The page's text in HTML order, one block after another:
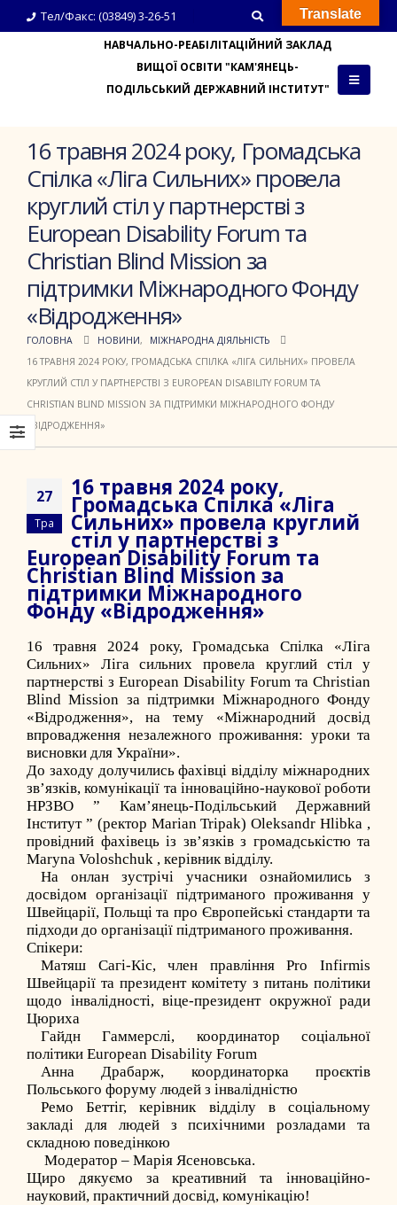
Тел/Факс: (03849) 3-26-51
НАВЧАЛЬНО-РЕАБІЛІТАЦІЙНИЙ ЗАКЛАД
ВИЩОЇ ОСВІТИ "КАМ'ЯНЕЦЬ-
ПОДІЛЬСЬКИЙ ДЕРЖАВНИЙ ІНСТИТУТ"
16 травня 2024 року, Громадська
Спілка «Ліга Сильних» провела
круглий стіл у партнерстві з
European Disability Forum та
Christian Blind Mission за
підтримки Міжнародного Фонду
«Відродження»
ГОЛОВНА НОВИНИ,
МІЖНАРОДНА ДІЯЛЬНІСТЬ
16 ТРАВНЯ 2024 РОКУ, ГРОМАДСЬКА СПІЛКА «ЛІГА СИЛЬНИХ» ПРОВЕЛА
КРУГЛИЙ СТІЛ У ПАРТНЕРСТВІ З EUROPEAN DISABILITY FORUM ТА
CHRISTIAN BLIND MISSION ЗА ПІДТРИМКИ МІЖНАРОДНОГО ФОНДУ
«ВІДРОДЖЕННЯ»
27
Тра
16 травня 2024 року,
Громадська Спілка «Ліга
Сильних» провела круглий
стіл у партнерстві з
European Disability Forum та
Christian Blind Mission за
підтримки Міжнародного
Фонду «Відродження»
16 травня 2024 року, Громадська Спілка «Ліга
Сильних» Ліга сильних провела круглий стіл у
партнерстві з European Disability Forum та Christian
Blind Mission за підтримки Міжнародного Фонду
«Відродження», на тему «Міжнародний досвід
впровадження незалежного проживання: уроки та
висновки для України».
До заходу долучились фахівці відділу міжнародних
зв’язків, комунікації та інноваційно-наукової роботи
НРЗВО ” Кам’янець-Подільський Державний
Інститут” (ректор Marian Tripak) Oleksandr Hlibka ,
провідний фахівець із зв’язків з громадськістю та
Maryna Voloshchuk , керівник відділу.
На онлан зустрічі учасники ознайомились з
досвідом організації підтриманого проживання у
Швейцарії, Польщі та про Європейські стандарти та
підходи до організації підтриманого проживання.
Спікери:
Матяш Сагі-Кіс, член правління Pro Infirmis
Швейцарії та президент комітету з питань політики
щодо інвалідності, віце-президент окружної ради
Цюриха
Гайдн Гаммерслі, координатор соціальної
політики European Disability Forum
Анна Драбарж, координаторка проєктів
Польського форуму людей з інвалідністю
Ремо Беттіг, керівник відділу в соціальному
закладі для людей з психічними розладами та
складною поведінкою
Модератор – Марія Ясеновська.
Щиро дякуємо за креативний та інноваційно-
науковий, практичний досвід, комунікацію!
Translate